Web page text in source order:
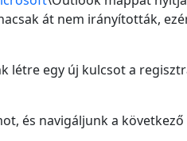
át nem irányították,
létre egy új kulcsot a
és navigáljunk a következő